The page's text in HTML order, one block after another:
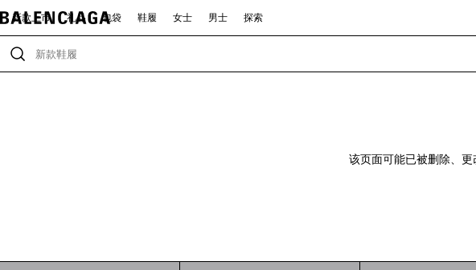
新款上市 礼品 包袋 鞋履 女士 男士 探索
该页面可能已被删除、